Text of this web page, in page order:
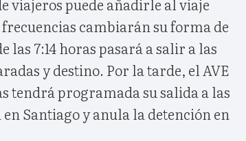
cambiarán su forma de
las 7:14 horas pasará a salir a las
y destino. Por la tarde, el AVE
tendrá programada su salida a las
Santiago y anula la detención en